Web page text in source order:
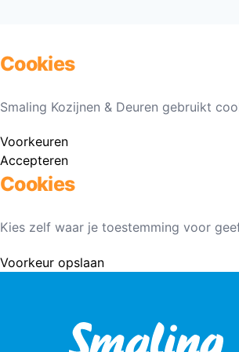
Cookies
Smaling Kozijnen & Deuren gebruikt
Voorkeuren
Accepteren
Cookies
Kies zelf waar je toestemming voor
Voorkeur opslaan